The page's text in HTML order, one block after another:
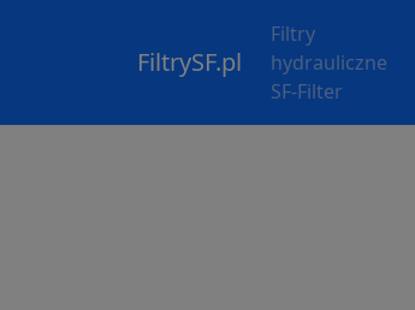
FiltrySF.pl
Filtry
hydrauliczne
SF-Filter